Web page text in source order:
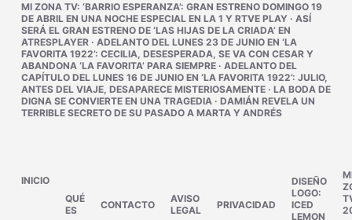
MI ZONA TV: ‘BARRIO ESPERANZA’: GRAN ESTRENO DOMINGO 19
DE ABRIL EN UNA NOCHE ESPECIAL EN LA 1 Y RTVE PLAY · ASÍ
SERÁ EL GRAN ESTRENO DE ‘LAS HIJAS DE LA CRIADA’ EN
ATRESPLAYER· ADELANTO DEL LUNES 23 DE JUNIO EN ‘LA
FAVORITA 1922’: CECILIA, DESESPERADA, SE VA CON CESAR Y
ABANDONA ‘LA FAVORITA’ PARA SIEMPRE· ADELANTO DEL
CAPÍTULO DEL LUNES 16 DE JUNIO EN ‘LA FAVORITA 1922’: JULIO,
ANTES DEL VIAJE, DESAPARECE MISTERIOSAMENTE· LA BODA DE
DIGNA SE CONVIERTE EN UNA TRAGEDIA· DAMIÁN REVELA UN
TERRIBLE SECRETO DE SU PASADO A MARTA Y ANDRÉS
INICIO
QUÉ
ES
CONTACTO
AVISO
LEGAL
PRIVACIDAD
DISEÑO
LOGO:
ICED
LEMON